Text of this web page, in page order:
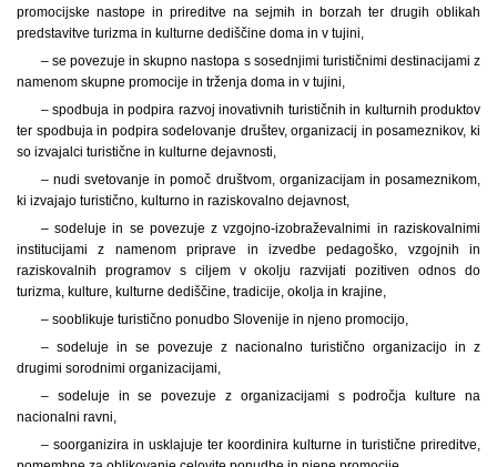
promocijske nastope in prireditve na sejmih in borzah ter drugih oblikah
predstavitve turizma in kulturne dediščine doma in v tujini,
– se povezuje in skupno nastopa s sosednjimi turističnimi destinacijami z
namenom skupne promocije in trženja doma in v tujini,
– spodbuja in podpira razvoj inovativnih turističnih in kulturnih produktov
ter spodbuja in podpira sodelovanje društev, organizacij in posameznikov, ki
so izvajalci turistične in kulturne dejavnosti,
– nudi svetovanje in pomoč društvom, organizacijam in posameznikom,
ki izvajajo turistično, kulturno in raziskovalno dejavnost,
– sodeluje in se povezuje z vzgojno-izobraževalnimi in raziskovalnimi
institucijami z namenom priprave in izvedbe pedagoško, vzgojnih in
raziskovalnih programov s ciljem v okolju razvijati pozitiven odnos do
turizma, kulture, kulturne dediščine, tradicije, okolja in krajine,
– sooblikuje turistično ponudbo Slovenije in njeno promocijo,
– sodeluje in se povezuje z nacionalno turistično organizacijo in z
drugimi sorodnimi organizacijami,
– sodeluje in se povezuje z organizacijami s področja kulture na
nacionalni ravni,
– soorganizira in usklajuje ter koordinira kulturne in turistične prireditve,